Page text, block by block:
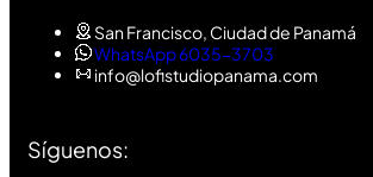
San Francisco, Ciudad de Panamá
WhatsApp 6035-3703
info@lofistudiopanama.com
Síguenos: